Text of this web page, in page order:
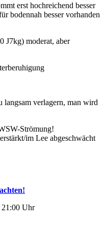
erst hochreichend besser
bodennah besser vorhanden
J7kg) moderat, aber
verlagern, man wird
Strömung!
im Lee abgeschwächt
Uhr